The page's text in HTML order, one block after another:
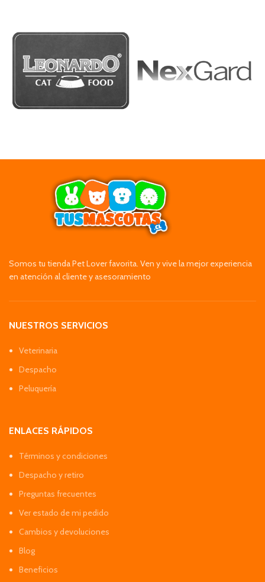
Somos tu tienda Pet Lover favorita. Ven y vive la mejor experiencia
en atención al cliente y asesoramiento
NUESTROS SERVICIOS
Veterinaria
Despacho
Peluquería
ENLACES RÁPIDOS
Términos y condiciones
Despacho y retiro
Preguntas frecuentes
Ver estado de mi pedido
Cambios y devoluciones
Blog
Beneficios